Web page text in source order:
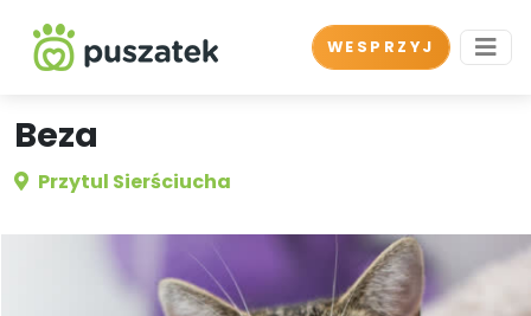
WESPRZYJ
Beza
Przytul Sierściucha